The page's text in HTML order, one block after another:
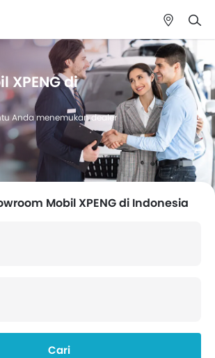
XPENG di
Anda menemukan dealer
Mobil XPENG di Indonesia
Cari